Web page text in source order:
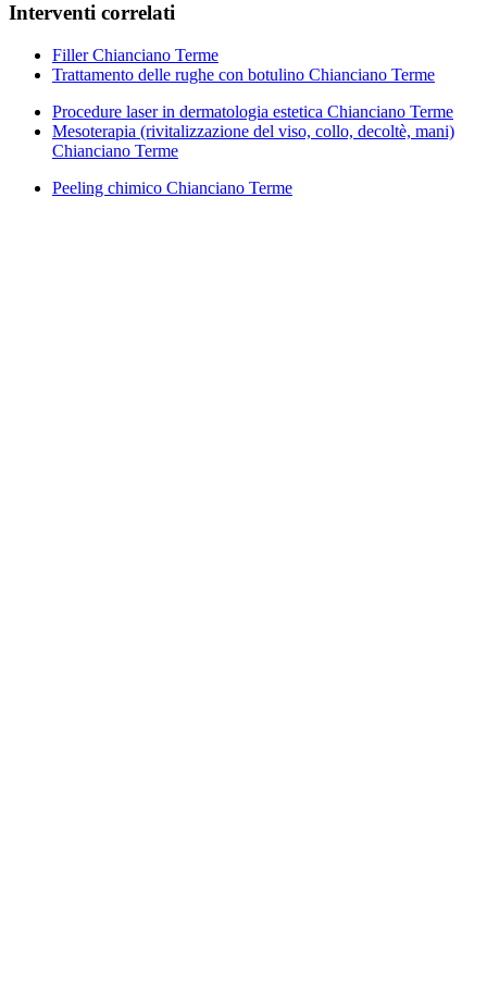
Interventi correlati
Filler Chianciano Terme
Trattamento delle rughe con botulino Chianciano Terme
Procedure laser in dermatologia estetica Chianciano Terme
Mesoterapia (rivitalizzazione del viso, collo, decoltè, mani)
Chianciano Terme
Peeling chimico Chianciano Terme